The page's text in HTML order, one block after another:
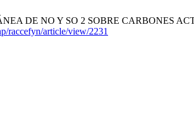
DE NO Y SO 2 SOBRE CARBONES
raccefyn/article/view/2231